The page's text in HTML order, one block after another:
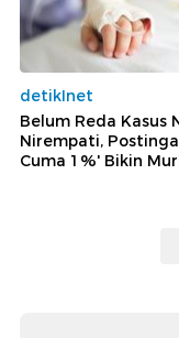
detikInet
Belum Reda Kasus
Nirempati,
Cuma 1%' Bikin